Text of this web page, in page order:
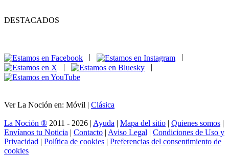
DESTACADOS
|
|
Ver La Noción en: Móvil | Clásica
La Noción ® 2011 - 2026 | Ayuda | Mapa del sitio | Quienes somos |
Envíanos tu Noticia | Contacto | Aviso Legal | Condiciones de Uso y
Privacidad | Política de cookies | Preferencias del consentimiento de
cookies